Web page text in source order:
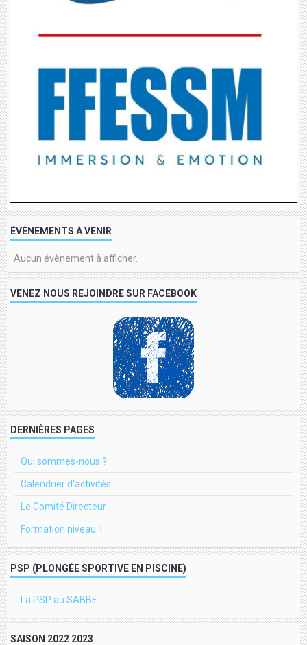
ÉVÉNEMENTS À VENIR
Aucun évènement à afficher.
VENEZ NOUS REJOINDRE SUR FACEBOOK
DERNIÈRES PAGES
Qui sommes-nous ?
Calendrier d'activités
Le Comité Directeur
Formation niveau 1
PSP (PLONGÉE SPORTIVE EN PISCINE)
La PSP au SABBE
SAISON 2022 2023